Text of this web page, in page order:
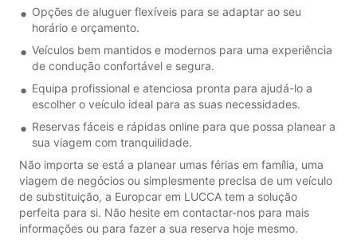
Opções de aluguer flexíveis para se adaptar ao seu
horário e orçamento.
Veículos bem mantidos e modernos para uma experiência
de condução confortável e segura.
Equipa profissional e atenciosa pronta para ajudá-lo a
escolher o veículo ideal para as suas necessidades.
Reservas fáceis e rápidas online para que possa planear a
sua viagem com tranquilidade.
Não importa se está a planear umas férias em família, uma
viagem de negócios ou simplesmente precisa de um veículo
de substituição, a Europcar em LUCCA tem a solução
perfeita para si. Não hesite em contactar-nos para mais
informações ou para fazer a sua reserva hoje mesmo.